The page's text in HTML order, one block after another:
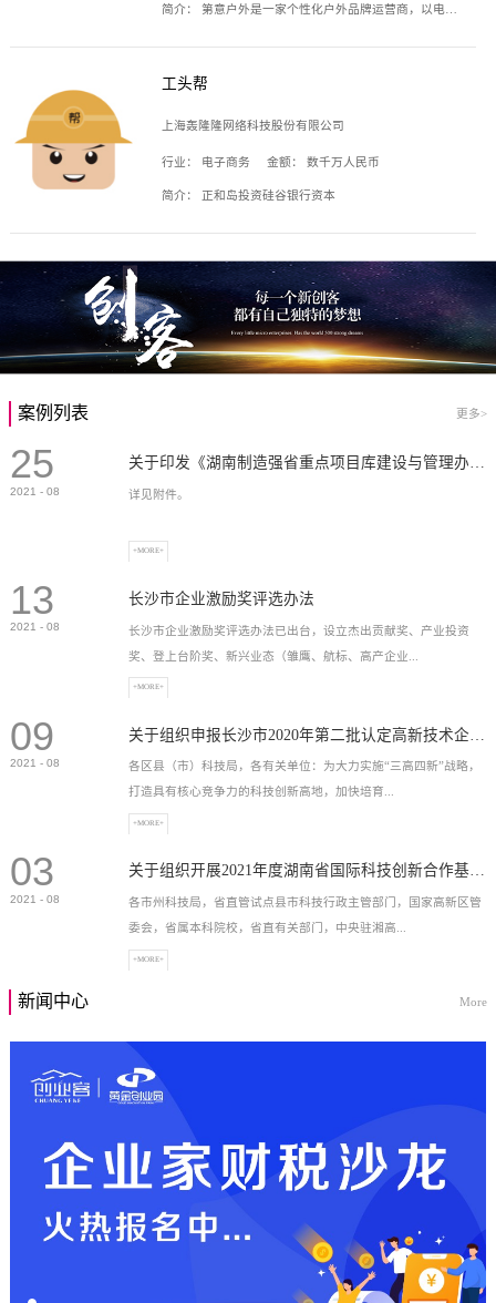
简介： 第意户外是一家个性化户外品牌运营商，以电子商务为主要载体，主要从事户外产品的设计、生产、销售业务，产品包含冲锋衣、户外鞋、户外背包等。
工头帮
上海轰隆隆网络科技股份有限公司
行业： 电子商务 金额： 数千万人民币
简介： 正和岛投资硅谷银行资本
案例列表 更多>
25
2021 - 08 详见附件。
+MORE+
13
2021 - 08
长沙市企业激励奖评选办法
长沙市企业激励奖评选办法已出台，设立杰出贡献奖、产业投资
奖、登上台阶奖、新兴业态（雏鹰、航标、高产企业...
）奖等，最高奖励2...
+MORE+
09
2021 - 08
各区县（市）科技局，各有关单位：为大力实施“三高四新”战略，
打造具有核心竞争力的科技创新高地，加快培育...
高新技术企业，充分...
+MORE+
03
2021 - 08
关于组织开展2021年度湖南省国际科技创新合作基地申报工作的通知
各市州科技局，省直管试点县市科技行政主管部门，国家高新区管
委会，省属本科院校，省直有关部门，中央驻湘高...
+MORE+
新闻中心 More